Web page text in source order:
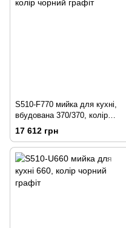
S510-F770 мийка для кухні,
вбудована 370/370, колір
чорний графіт
17 612 грн